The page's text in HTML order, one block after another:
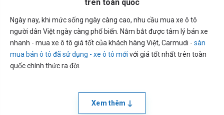
trên toàn quốc
Ngày nay, khi mức sống ngày càng cao, nhu cầu mua xe ô tô
người dân Việt ngày càng phổ biến. Nắm bắt được tâm lý bán xe
nhanh - mua xe ô tô giá tốt của khách hàng Việt, Carmudi - sàn
mua bán ô tô đã sử dụng - xe ô tô mới với giá tốt nhất trên toàn
quốc chính thức ra đời.
Xem thêm